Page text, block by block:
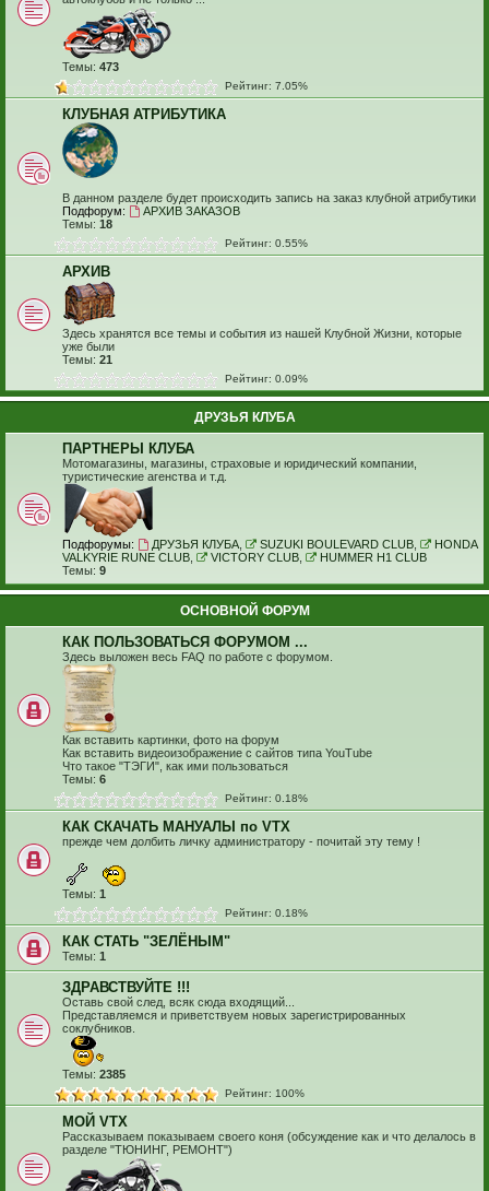
Темы: 473
Рейтинг: 7.05%
КЛУБНАЯ АТРИБУТИКА
В данном разделе будет происходить запись на заказ клубной атрибутики
Подфорум:
АРХИВ ЗАКАЗОВ
Темы: 18
Рейтинг: 0.55%
АРХИВ
Здесь хранятся все темы и события из нашей Клубной Жизни, которые
уже были
Темы: 21
Рейтинг: 0.09%
ДРУЗЬЯ КЛУБА
ПАРТНЕРЫ КЛУБА
Мотомагазины, магазины, страховые и юридический компании,
туристические агенства и т.д.
Подфорумы: ДРУЗЬЯ КЛУБА, SUZUKI BOULEVARD CLUB,
HONDA
VALKYRIE RUNE CLUB
VICTORY CLUB,
HUMMER H1 CLUB
Темы: 9
ОСНОВНОЙ ФОРУМ
КАК ПОЛЬЗОВАТЬСЯ ФОРУМОМ ...
Здесь выложен весь FAQ по работе с форумом.
Как вставить картинки, фото на форум
Как вставить видеоизображение с сайтов типа YouTube
Что такое "ТЭГИ", как ими пользоваться
Темы: 6
Рейтинг: 0.18%
КАК СКАЧАТЬ МАНУАЛЫ по VTX
прежде чем долбить личку администратору - почитай эту тему !
Темы: 1
Рейтинг: 0.18%
КАК СТАТЬ "ЗЕЛЁНЫМ"
Темы: 1
ЗДРАВСТВУЙТЕ !!!
Оставь свой след, всяк сюда входящий...
Представляемся и приветствуем новых зарегистрированных
соклубников.
Темы: 2385
Рейтинг: 100%
МОЙ VTX
Рассказываем показываем своего коня (обсуждение как и что делалось в
разделе "ТЮНИНГ, РЕМОНТ")